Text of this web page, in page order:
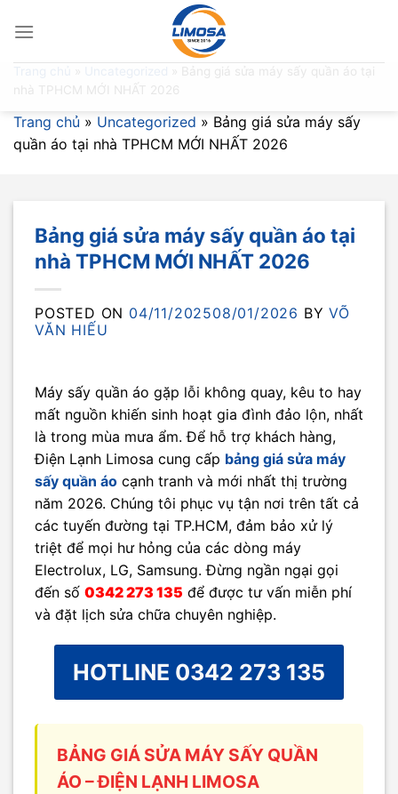
Bảng giá sửa máy sấy quần áo tại
nhà TPHCM MỚI NHẤT 2026
Trang chủ » Uncategorized » Bảng giá sửa máy sấy
quần áo tại nhà TPHCM MỚI NHẤT 2026
Bảng giá sửa máy sấy quần áo tại
nhà TPHCM MỚI NHẤT 2026
POSTED ON 04/11/202508/01/2026 BYVÕ
VĂN HIẾU
Máy sấy quần áo gặp lỗi không quay, kêu to hay
mất nguồn khiến sinh hoạt gia đình đảo lộn, nhất
là trong mùa mưa ẩm. Để hỗ trợ khách hàng,
Điện Lạnh Limosa cung cấp bảng giá sửa máy
sấy quần áo cạnh tranh và mới nhất thị trường
năm 2026. Chúng tôi phục vụ tận nơi trên tất cả
các tuyến đường tại TP.HCM, đảm bảo xử lý
triệt để mọi hư hỏng của các dòng máy
Electrolux, LG, Samsung. Đừng ngần ngại gọi
đến số 0342 273 135 để được tư vấn miễn phí
và đặt lịch sửa chữa chuyên nghiệp.
HOTLINE 0342 273 135
BẢNG GIÁ SỬA MÁY SẤY QUẦN
ÁO – ĐIỆN LẠNH LIMOSA